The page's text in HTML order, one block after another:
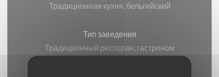
Традиционная кухня, бельгийский
Тип заведения
Традиционный ресторан, гастроном